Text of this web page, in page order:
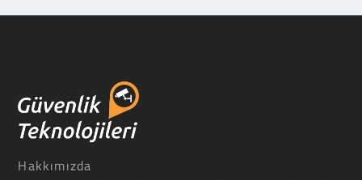
Hakkımızda